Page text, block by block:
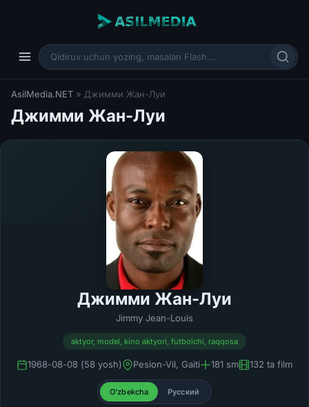
AsilMedia.NET » Джимми Жан-Луи
Джимми Жан-Луи
Джимми Жан-Луи
Jimmy Jean-Louis
aktyor, model, kino aktyori, futbolchi, raqqosa
1968-08-08 (58 yosh) Pesion-Vil, Gaiti 181 sm 132 ta film
O'zbekcha Русский